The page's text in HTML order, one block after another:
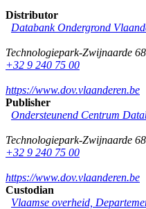
Distributor
Databank Ondergrond
Technologiepark-Zwijnaarde 68
+32 9 240 75 00
https://www.dov.vlaanderen.be
Publisher
Ondersteunend Centrum
Technologiepark-Zwijnaarde 68
+32 9 240 75 00
https://www.dov.vlaanderen.be
Custodian
Vlaamse overheid,